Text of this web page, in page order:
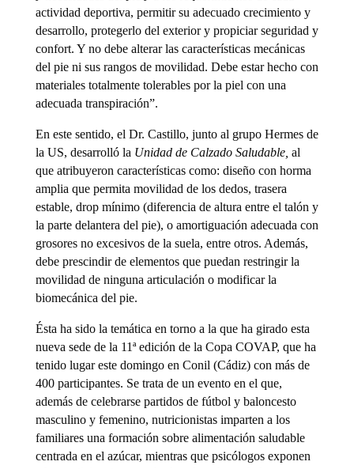
actividad deportiva, permitir su adecuado crecimiento y
desarrollo, protegerlo del exterior y propiciar seguridad y
confort. Y no debe alterar las características mecánicas
del pie ni sus rangos de movilidad. Debe estar hecho con
materiales totalmente tolerables por la piel con una
adecuada transpiración”.
En este sentido, el Dr. Castillo, junto al grupo Hermes de
la US, desarrolló la Unidad de Calzado Saludable, al
que atribuyeron características como: diseño con horma
amplia que permita movilidad de los dedos, trasera
estable, drop mínimo (diferencia de altura entre el talón y
la parte delantera del pie), o amortiguación adecuada con
grosores no excesivos de la suela, entre otros. Además,
debe prescindir de elementos que puedan restringir la
movilidad de ninguna articulación o modificar la
biomecánica del pie.
Ésta ha sido la temática en torno a la que ha girado esta
nueva sede de la 11ª edición de la Copa COVAP, que ha
tenido lugar este domingo en Conil (Cádiz) con más de
400 participantes. Se trata de un evento en el que,
además de celebrarse partidos de fútbol y baloncesto
masculino y femenino, nutricionistas imparten a los
familiares una formación sobre alimentación saludable
centrada en el azúcar, mientras que psicólogos exponen